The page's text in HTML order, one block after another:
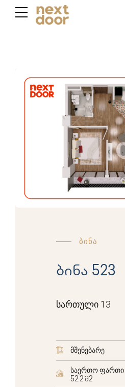
ბინა
ბინა 523
სართული 13
მშენებარე
საერთო ფართი
52.2 მ2